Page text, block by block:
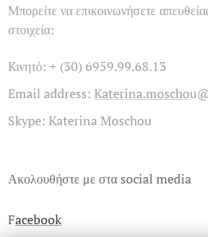
Μπορείτε να επικοινωνήσετε
στοιχεία:
Kινητό: + (30) 6959.99.68.13
Email address: Katerina.moscho
Skype: Katerina Moschou
Ακολουθήστε με στα social media
Facebook